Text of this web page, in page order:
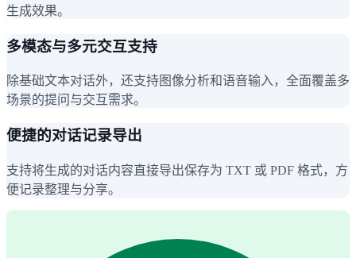
生成效果。
多模态与多元交互支持
除基础文本对话外，还支持图像分析和语音输入，全面覆盖多
场景的提问与交互需求。
便捷的对话记录导出
支持将生成的对话内容直接导出保存为 TXT 或 PDF 格式，方
便记录整理与分享。